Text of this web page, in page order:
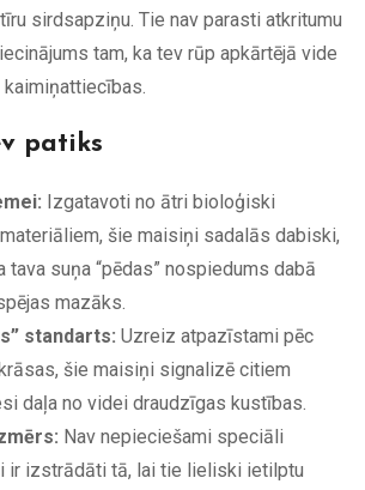
sirdsapziņu. Tie nav parasti atkritumu
tam, ka tev rūp apkārtējā vide
patiks
Izgatavoti no ātri bioloģiski
šie maisiņi sadalās dabiski,
tava suņa “pēdas” nospiedums dabā
mazāks.
standarts: Uzreiz atpazīstami pēc
šie maisiņi signalizē citiem
daļa no videi draudzīgas kustības.
Nav nepieciešami speciāli
ir izstrādāti tā, lai tie lieliski ietilptu